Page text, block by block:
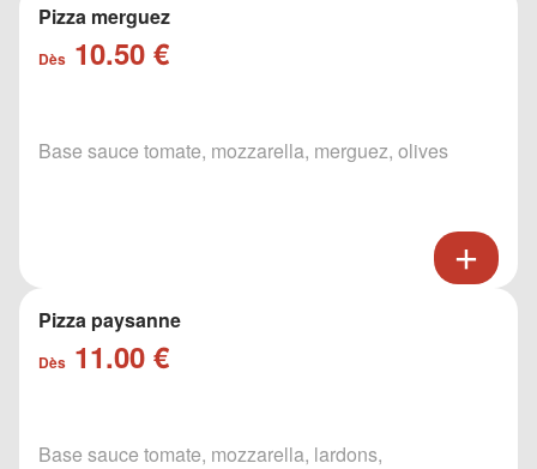
Pizza merguez
Dès 10.50 €
Base sauce tomate, mozzarella, merguez, olives
Pizza paysanne
Dès 11.00 €
Base sauce tomate, mozzarella, lardons,